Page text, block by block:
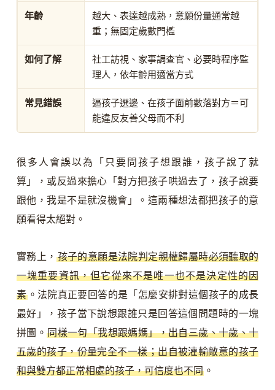
年齡
越大、表達越成熟，意願份量通常越
重；無固定歲數門檻
如何了解
社工訪視、家事調查官、必要時程序監
理人，依年齡用適當方式
常見錯誤
逼孩子選邊、在孩子面前數落對方＝可
能違反友善父母而不利
很多人會誤以為「只要問孩子想跟誰，孩子說了就
算」，或反過來擔心「對方把孩子哄過去了，孩子說要
跟他，我是不是就沒機會」。這兩種想法都把孩子的意
願看得太絕對。
實務上，孩子的意願是法院判定親權歸屬時必須聽取的
一塊重要資訊，但它從來不是唯一也不是決定性的因
素。法院真正要回答的是「怎麼安排對這個孩子的成長
最好」，孩子當下說想跟誰只是回答這個問題時的一塊
拼圖。同樣一句「我想跟媽媽」，出自三歲、十歲、十
五歲的孩子，份量完全不一樣；出自被灌輸敵意的孩子
和與雙方都正常相處的孩子，可信度也不同 。